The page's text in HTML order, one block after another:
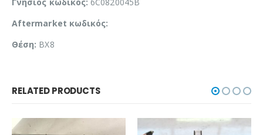
Aftermarket κωδικός:
Θέση: BX8
RELATED PRODUCTS